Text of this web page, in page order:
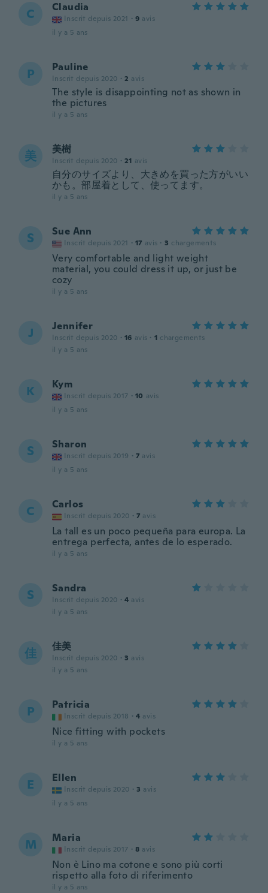
C Claudia
Inscrit depuis 2021 · 9 avis
il y a 5 ans
P Pauline
Inscrit depuis 2020 · 2 avis
The style is disappointing not as shown in
the pictures
il y a 5 ans
美 美樹
Inscrit depuis 2020 · 21 avis
自分のサイズより、大きめを買った方がいい
かも。部屋着として、使ってます。
il y a 5 ans
S Sue Ann
Inscrit depuis 2021 · 17 avis · 3 chargements
Very comfortable and light weight
material, you could dress it up, or just be
cozy
il y a 5 ans
J Jennifer
Inscrit depuis 2020 · 16 avis · 1 chargements
il y a 5 ans
K Kym
Inscrit depuis 2017 · 10 avis
il y a 5 ans
S Sharon
Inscrit depuis 2019 · 7 avis
il y a 5 ans
C Carlos
Inscrit depuis 2020 · 7 avis
La tall es un poco pequeña para europa. La
entrega perfecta, antes de lo esperado.
il y a 5 ans
S Sandra
Inscrit depuis 2020 · 4 avis
il y a 5 ans
佳 佳美
Inscrit depuis 2020 · 3 avis
il y a 5 ans
P Patricia
Inscrit depuis 2018 · 4 avis
Nice fitting with pockets
il y a 5 ans
E Ellen
Inscrit depuis 2020 · 3 avis
il y a 5 ans
M Maria
Inscrit depuis 2017 · 8 avis
Non è Lino ma cotone e sono più corti
rispetto alla foto di riferimento
il y a 5 ans